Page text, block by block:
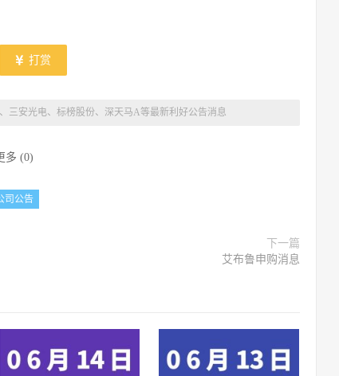
打赏
三安光电、标榜股份、深天马A等最新利好公告消息
多 (0)
司公告
下一篇
艾布鲁申购消息